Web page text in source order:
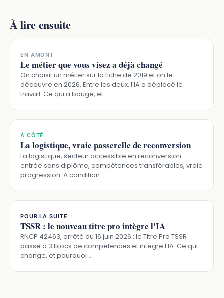
À lire ensuite
EN AMONT
Le métier que vous visez a déjà changé
On choisit un métier sur la fiche de 2019 et on le
découvre en 2026. Entre les deux, l'IA a déplacé le
travail. Ce qui a bougé, et…
À CÔTÉ
La logistique, vraie passerelle de reconversion
La logistique, secteur accessible en reconversion :
entrée sans diplôme, compétences transférables, vraie
progression. À condition…
POUR LA SUITE
TSSR : le nouveau titre pro intègre l'IA
RNCP 42463, arrêté du 16 juin 2026 : le Titre Pro TSSR
passe à 3 blocs de compétences et intègre l'IA. Ce qui
change, et pourquoi …